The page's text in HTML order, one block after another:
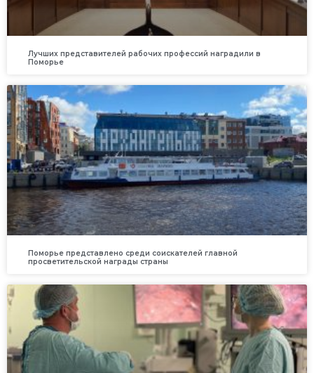
Лучших представителей рабочих профессий наградили в
Поморье
Поморье представлено среди соискателей главной
просветительской награды страны